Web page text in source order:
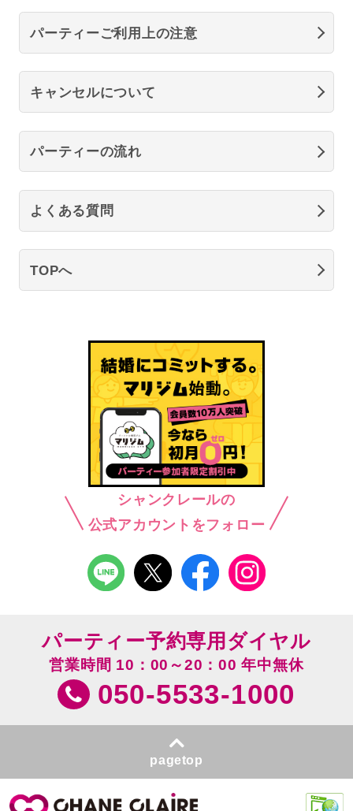
パーティーご利用上の注意
キャンセルについて
パーティーの流れ
よくある質問
TOPへ
シャンクレールの
公式アカウントをフォロー
パーティー予約専用ダイヤル
営業時間 10：00～20：00 年中無休
050-5533-1000
pagetop